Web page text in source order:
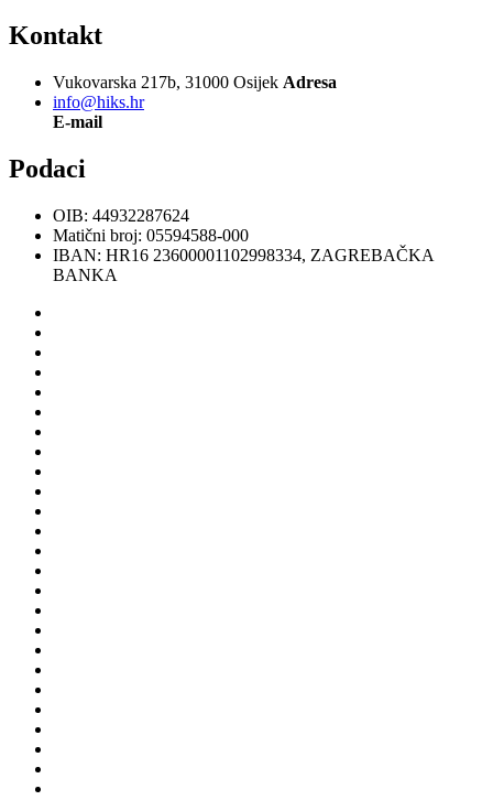
Kontakt
Vukovarska 217b, 31000 Osijek Adresa
info@hiks.hr
E-mail
Podaci
OIB: 44932287624
Matični broj: 05594588-000
IBAN: HR16 23600001102998334, ZAGREBAČKA
BANKA